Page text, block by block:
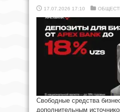
17.07.2026 17:10
Свободные средства
дополнительным